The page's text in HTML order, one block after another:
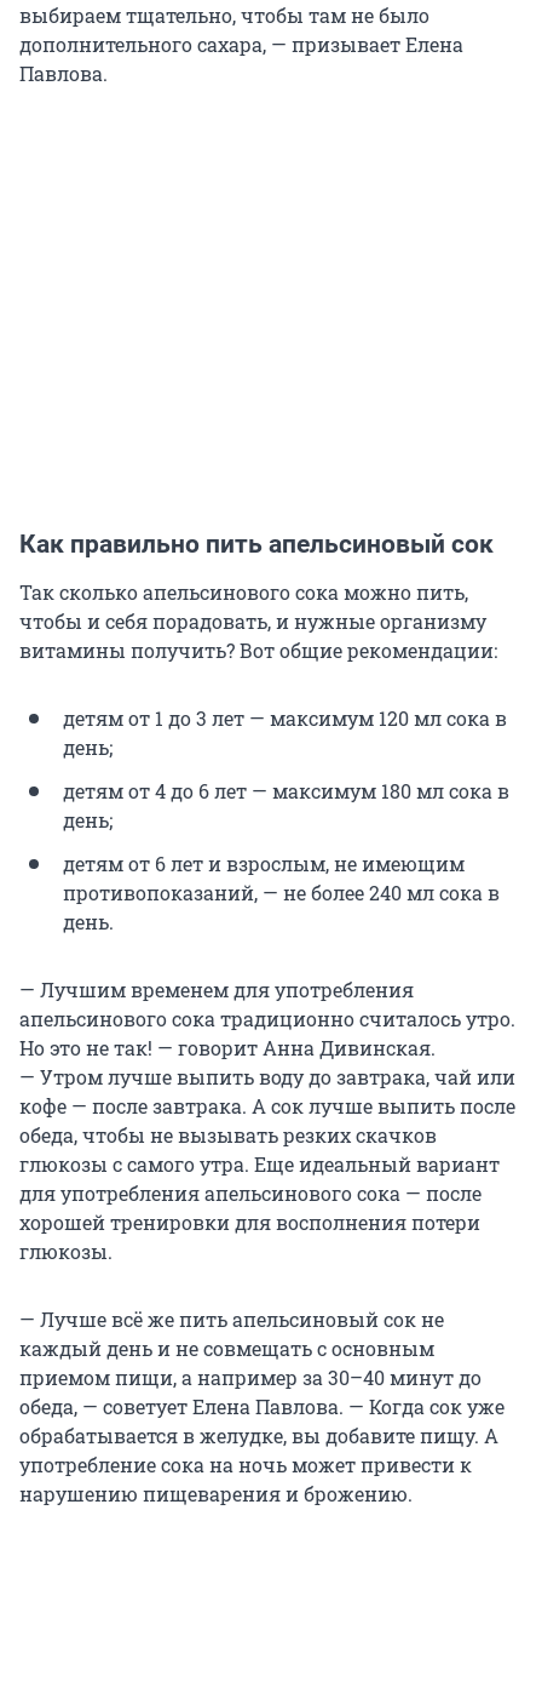
выбираем тщательно, чтобы там не было
дополнительного сахара, — призывает Елена
Павлова.
Как правильно пить апельсиновый сок
Так сколько апельсинового сока можно пить,
чтобы и себя порадовать, и нужные организму
витамины получить? Вот общие рекомендации:
детям от 1 до 3 лет — максимум 120 мл сока в
день;
детям от 4 до 6 лет — максимум 180 мл сока в
день;
детям от 6 лет и взрослым, не имеющим
противопоказаний, — не более 240 мл сока в
день.
— Лучшим временем для употребления
апельсинового сока традиционно считалось утро.
Но это не так! — говорит Анна Дивинская.
— Утром лучше выпить воду до завтрака, чай или
кофе — после завтрака. А сок лучше выпить после
обеда, чтобы не вызывать резких скачков
глюкозы с самого утра. Еще идеальный вариант
для употребления апельсинового сока — после
хорошей тренировки для восполнения потери
глюкозы.
— Лучше всё же пить апельсиновый сок не
каждый день и не совмещать с основным
приемом пищи, а например за 30–40 минут до
обеда, — советует Елена Павлова. — Когда сок уже
обрабатывается в желудке, вы добавите пищу. А
употребление сока на ночь может привести к
нарушению пищеварения и брожению.